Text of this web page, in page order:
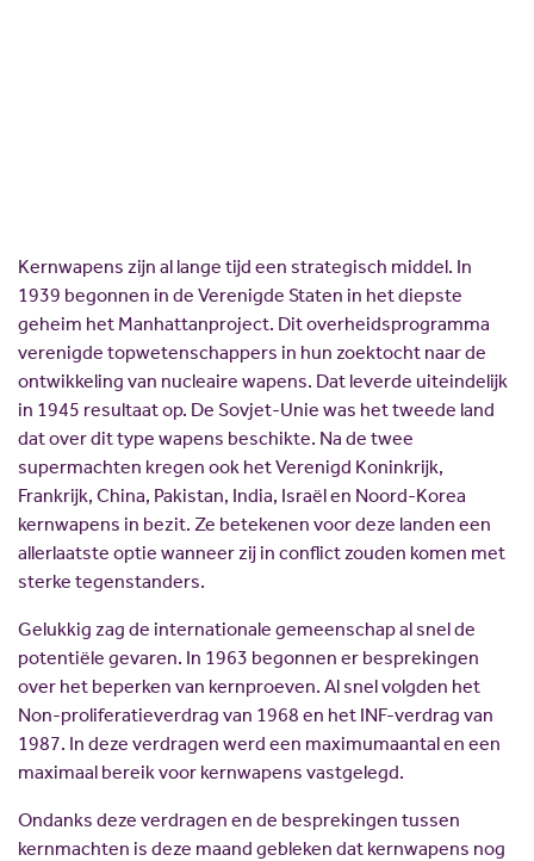
Kernwapens zijn al lange tijd een strategisch middel. In
1939 begonnen in de Verenigde Staten in het diepste
geheim het Manhattanproject. Dit overheidsprogramma
verenigde topwetenschappers in hun zoektocht naar de
ontwikkeling van nucleaire wapens. Dat leverde uiteindelijk
in 1945 resultaat op. De Sovjet-Unie was het tweede land
dat over dit type wapens beschikte. Na de twee
supermachten kregen ook het Verenigd Koninkrijk,
Frankrijk, China, Pakistan, India, Israël en Noord-Korea
kernwapens in bezit. Ze betekenen voor deze landen een
allerlaatste optie wanneer zij in conflict zouden komen met
sterke tegenstanders.
Gelukkig zag de internationale gemeenschap al snel de
potentiële gevaren. In 1963 begonnen er besprekingen
over het beperken van kernproeven. Al snel volgden het
Non-proliferatieverdrag van 1968 en het INF-verdrag van
1987. In deze verdragen werd een maximum­aantal en een
maximaal bereik voor kernwapens vastgelegd.
Ondanks deze verdragen en de besprekingen tussen
kernmachten is deze maand gebleken dat kernwapens nog